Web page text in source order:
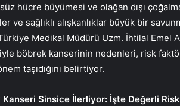
hücre büyümesi ve olağan dışı
ve sağlıklı alışkanlıklar büyük bir
Medikal Müdürü Uzm. İhtilal Emel
böbrek kanserinin nedenleri, risk
taşıdığını belirtiyor.
Kanseri Sinsice İlerliyor: İşte Değerli